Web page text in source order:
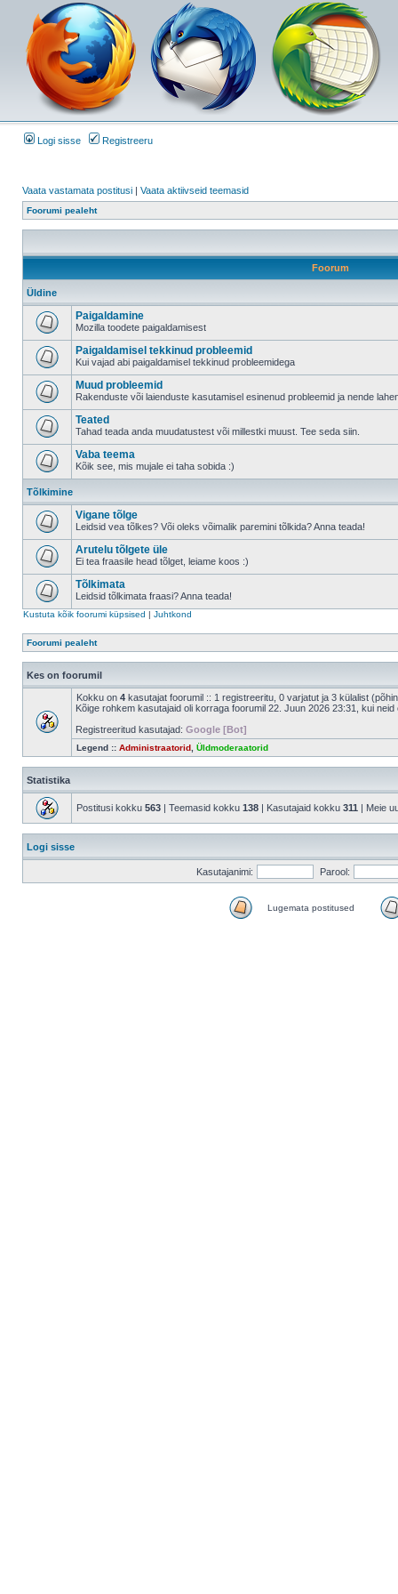
Logi sisse Registreeru
Vaata vastamata postitusi | Vaata aktiivseid teemasid
Foorumi pealeht
Foorum
Üldine
Paigaldamine
Mozilla toodete paigaldamisest
Paigaldamisel tekkinud probleemid
Kui vajad abi paigaldamisel tekkinud probleemidega
Muud probleemid
Rakenduste või laienduste kasutamisel esinenud probleemid ja nende
Teated
Tahad teada anda muudatustest või millestki muust. Tee seda siin.
Vaba teema
Kõik see, mis mujale ei taha sobida :)
Tõlkimine
Vigane tõlge
Leidsid vea tõlkes? Või oleks võimalik paremini tõlkida? Anna teada!
Arutelu tõlgete üle
Ei tea fraasile head tõlget, leiame koos :)
Tõlkimata
Leidsid tõlkimata fraasi? Anna teada!
Kustuta kõik foorumi küpsised | Juhtkond
Foorumi pealeht
Kes on foorumil
Kokku on 4 kasutajat foorumil :: 1 registreeritu, 0 varjatut ja 3 külalist
Kõige rohkem kasutajaid oli korraga foorumil 22. Juun 2026 23:31, kui neid
Registreeritud kasutajad: Google [Bot]
Legend :: Administraatorid Üldmoderaatorid
Statistika
Postitusi kokku 563 | Teemasid kokku 138 | Kasutajaid kokku 311 | Meie
Logi sisse
Kasutajanimi: Parool:
Lugemata postitused